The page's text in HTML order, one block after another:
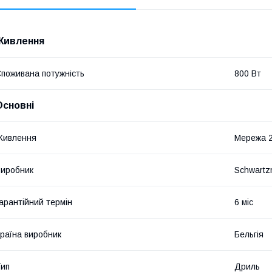
потужність 800 Вт
Мережа
термін 6 міс
виробник Бельгія
Дриль